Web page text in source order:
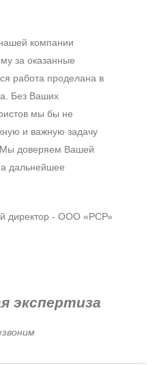
компании
за оказанные
работа проделана в
Без Ваших
мы бы не
и важную задачу
доверяем Вашей
дальнейшее
директор - ООО «РСР»
экспертиза